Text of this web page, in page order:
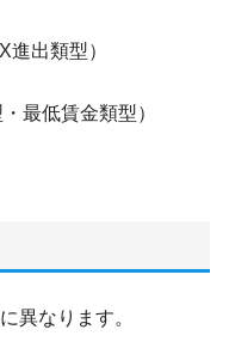
出類型）
最低賃金類型）
異なります。